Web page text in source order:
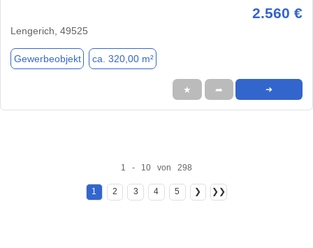
2.560 €
Lengerich, 49525
Gewerbeobjekt ca. 320,00 m²
★ ➦ ➜
1 - 10 von 298
1 2 3 4 5 ❯ ❯❯